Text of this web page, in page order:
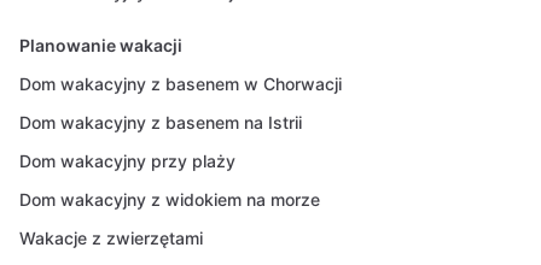
Planowanie wakacji
Dom wakacyjny z basenem w Chorwacji
Dom wakacyjny z basenem na Istrii
Dom wakacyjny przy plaży
Dom wakacyjny z widokiem na morze
Wakacje z zwierzętami